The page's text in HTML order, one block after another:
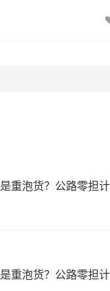
流运输服务。鹤壁
多客户的认可和
#鹤壁物流 #漯河
线物流
重泡货？公路零担
重泡货？公路零担